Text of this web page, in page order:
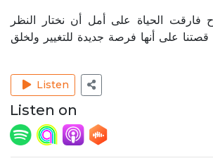
الحياة على أمل أن نختار النظر
على أنها فرصة جديدة للتغيير ولخلق
Listen
Listen on